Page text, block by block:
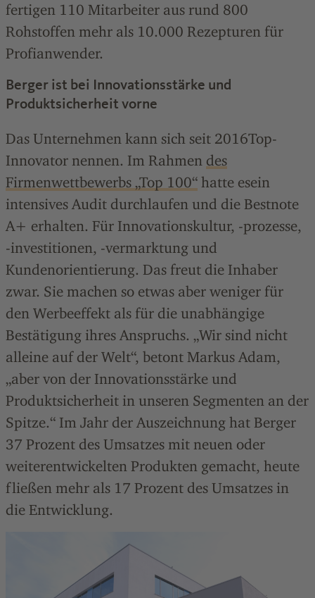
fertigen 110 Mitarbeiter aus rund 800
Rohstoffen mehr als 10.000 Rezepturen für
Profianwender.
Berger ist bei Innovationsstärke und
Produktsicherheit vorne
Das Unternehmen kann sich seit 2016Top-
Innovator nennen. Im Rahmen des
Firmenwettbewerbs „Top 100“ hatte esein
intensives Audit durchlaufen und die Bestnote
A+ erhalten. Für Innovationskultur, -prozesse,
-investitionen, -vermarktung und
Kundenorientierung. Das freut die Inhaber
zwar. Sie machen so etwas aber weniger für
den Werbeeffekt als für die unabhängige
Bestätigung ihres Anspruchs. „Wir sind nicht
alleine auf der Welt“, betont Markus Adam,
„aber von der Innovationsstärke und
Produktsicherheit in unseren Segmenten an der
Spitze.“ Im Jahr der Auszeichnung hat Berger
37 Prozent des Umsatzes mit neuen oder
weiterentwickelten Produkten gemacht, heute
fließen mehr als 17 Prozent des Umsatzes in
die Entwicklung.